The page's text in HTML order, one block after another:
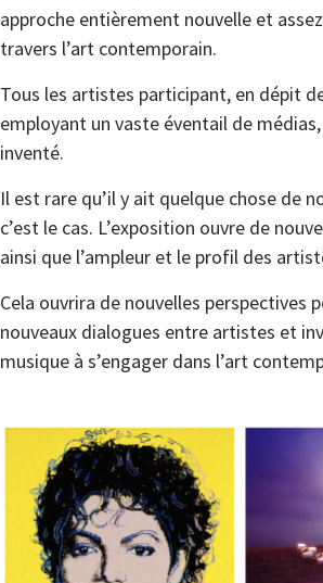
approche entièrement nouvelle et
travers l’art contemporain.
Tous les artistes participant, en dépit
employant un vaste éventail de
inventé.
Il est rare qu’il y ait quelque chose de
c’est le cas. L’exposition ouvre de
ainsi que l’ampleur et le profil des
Cela ouvrira de nouvelles perspectives
nouveaux dialogues entre artistes et
musique à s’engager dans l’art